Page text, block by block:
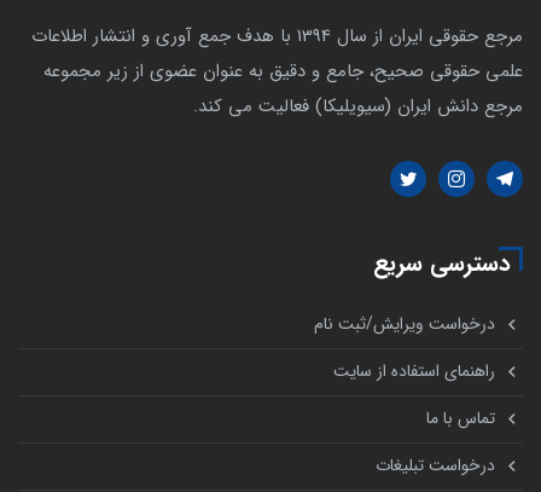
مرجع حقوقی ایران از سال 1394 با هدف جمع آوری و انتشار اطلاعات
علمی حقوقی صحیح، جامع و دقیق به عنوان عضوی از زیر مجموعه
مرجع دانش ایران (سیویلیکا) فعالیت می کند.
دسترسی سریع
درخواست ویرایش/ثبت نام
راهنمای استفاده از سایت
تماس با ما
درخواست تبلیغات